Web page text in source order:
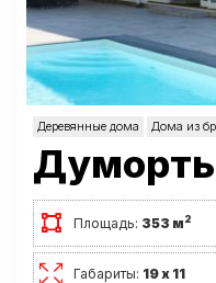
Деревянные дома Дома из
Площадь: 353 м2
Габариты: 19 х 11